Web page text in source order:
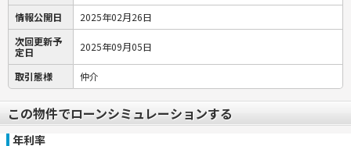
情報公開日
2025年02月26日
次回更新予
定日
2025年09月05日
取引態様 仲介
この物件でローンシミュレーションする
年利率